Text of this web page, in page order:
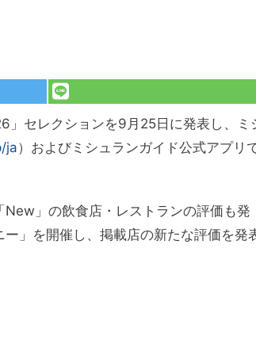
」セレクションを9月25日に発表し、ミ
ja）およびミシュランガイド公式アプリ
」の飲食店・レストランの評価も発
」を開催し、掲載店の新たな評価を発